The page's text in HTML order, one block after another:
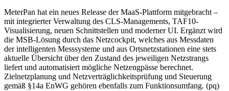
MeterPan hat ein neues Release der MaaS-Plattform mitgebracht –
mit integrierter Verwaltung des CLS-Managements, TAF10-
Visualisierung, neuen Schnittstellen und moderner UI. Ergänzt wird
die MSB-Lösung durch das Netzcockpit, welches aus Messdaten
der intelligenten Messsysteme und aus Ortsnetzstationen eine stets
aktuelle Übersicht über den Zustand des jeweiligen Netzstrangs
liefert und automatisiert mögliche Netzengpässe berechnet.
Zielnetzplanung und Netzverträglichkeitsprüfung und Steuerung
gemäß §14a EnWG gehören ebenfalls zum Funktionsumfang. (pq)